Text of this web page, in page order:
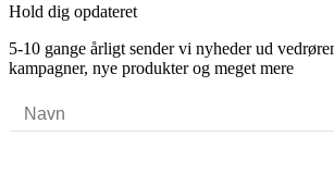
Hold dig opdateret
5-10 gange årligt sender vi nyheder ud
kampagner, nye produkter og meget mere